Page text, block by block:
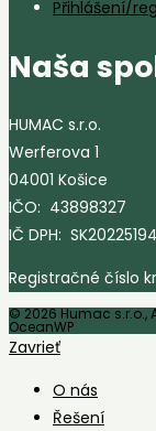
Přihlášení/
Naša
HUMAC s.r.o.
Werferova 1
04001 Košice
IČO: 43898327
IČ DPH:
Registračné číslo
© 2026 Humac s.r.o.,
OceanWP
Zavrieť
O nás
Řešení